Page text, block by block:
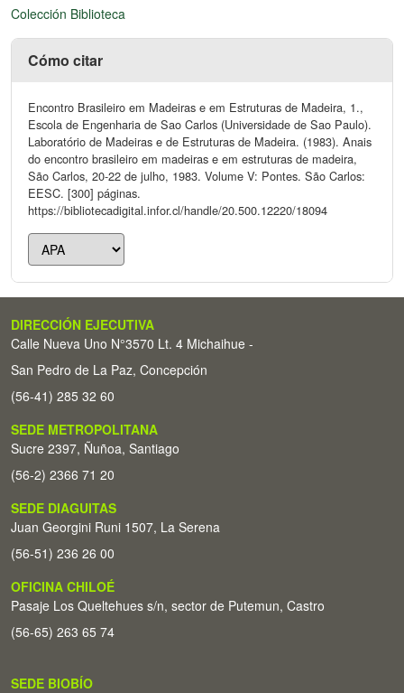
Colección Biblioteca
Cómo citar
Encontro Brasileiro em Madeiras e em Estruturas de Madeira, 1.,
Escola de Engenharia de Sao Carlos (Universidade de Sao Paulo).
Laboratório de Madeiras e de Estruturas de Madeira. (1983). Anais
do encontro brasileiro em madeiras e em estruturas de madeira,
São Carlos, 20-22 de julho, 1983. Volume V: Pontes. São Carlos:
EESC. [300] páginas.
https://bibliotecadigital.infor.cl/handle/20.500.12220/18094
DIRECCIÓN EJECUTIVA
Calle Nueva Uno N°3570 Lt. 4 Michaihue -
San Pedro de La Paz, Concepción
(56-41) 285 32 60
SEDE METROPOLITANA
Sucre 2397, Ñuñoa, Santiago
(56-2) 2366 71 20
SEDE DIAGUITAS
Juan Georgini Runi 1507, La Serena
(56-51) 236 26 00
OFICINA CHILOÉ
Pasaje Los Queltehues s/n, sector de Putemun, Castro
(56-65) 263 65 74
SEDE BIOBÍO